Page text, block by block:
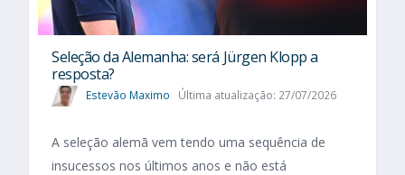
Seleção da Alemanha: será Jürgen Klopp a
resposta?
Estevão Maximo Última atualização: 27/07/2026
A seleção alemã vem tendo uma sequência de
insucessos nos últimos anos e não está